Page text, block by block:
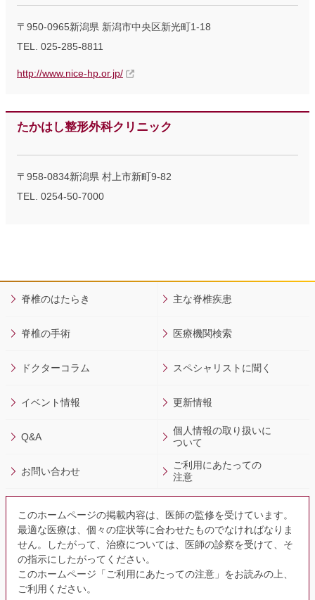
〒950-0965新潟県 新潟市中央区新光町1-18
TEL. 025-285-8811
http://www.nice-hp.or.jp/
たかはし整形外科クリニック
〒958-0834新潟県 村上市新町9-82
TEL. 0254-50-7000
脊椎のはたらき 主な脊椎疾患
脊椎の手術 医療機関検索
ドクターコラム スペシャリストに聞く
イベント情報 更新情報
Q&A
個人情報の取り扱いに
ついて
お問い合わせ
ご利用にあたっての
注意
このホームページの掲載内容は、医師の監修を受けています。
最適な医療は、個々の症状等に合わせたものでなければなりま
せん。したがって、治療については、医師の診察を受けて、そ
の指示にしたがってください。
このホームページ「ご利用にあたっての注意」をお読みの上、
ご利用ください。